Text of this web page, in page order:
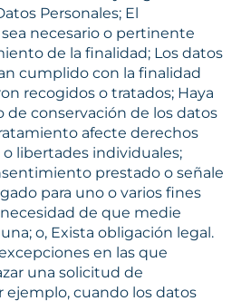
Personales; El
necesario o pertinente
de la finalidad; Los datos
cumplido con la finalidad
recogidos o tratados; Haya
de conservación de los datos
afecte derechos
libertades individuales;
prestado o señale
para uno o varios fines
de que medie
o, Exista obligación legal.
en las que
una solicitud de
ejemplo, cuando los datos